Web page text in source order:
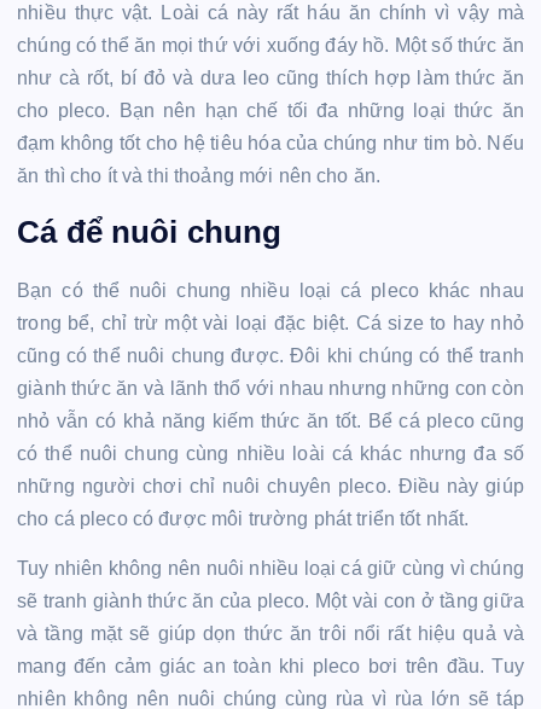
nhiều thực vật. Loài cá này rất háu ăn chính vì vậy mà
chúng có thể ăn mọi thứ với xuống đáy hồ. Một số thức ăn
như cà rốt, bí đỏ và dưa leo cũng thích hợp làm thức ăn
cho pleco. Bạn nên hạn chế tối đa những loại thức ăn
đạm không tốt cho hệ tiêu hóa của chúng như tim bò. Nếu
ăn thì cho ít và thi thoảng mới nên cho ăn.
Cá để nuôi chung
Bạn có thể nuôi chung nhiều loại cá pleco khác nhau
trong bể, chỉ trừ một vài loại đặc biệt. Cá size to hay nhỏ
cũng có thể nuôi chung được. Đôi khi chúng có thể tranh
giành thức ăn và lãnh thổ với nhau nhưng những con còn
nhỏ vẫn có khả năng kiếm thức ăn tốt. Bể cá pleco cũng
có thể nuôi chung cùng nhiều loài cá khác nhưng đa số
những người chơi chỉ nuôi chuyên pleco. Điều này giúp
cho cá pleco có được môi trường phát triển tốt nhất.
Tuy nhiên không nên nuôi nhiều loại cá giữ cùng vì chúng
sẽ tranh giành thức ăn của pleco. Một vài con ở tầng giữa
và tầng mặt sẽ giúp dọn thức ăn trôi nổi rất hiệu quả và
mang đến cảm giác an toàn khi pleco bơi trên đầu. Tuy
nhiên không nên nuôi chúng cùng rùa vì rùa lớn sẽ táp